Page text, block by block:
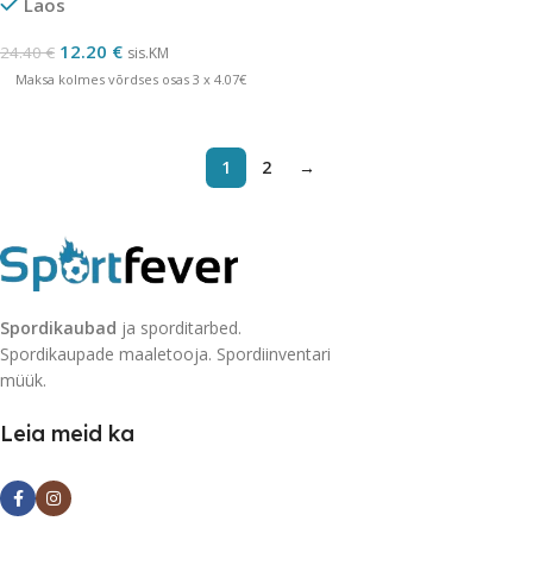
Laos
24.40€ 12.20 € sis.KM
Maksa kolmes võrdses osas 3 x 4.07€
1 2 →
Spordikaubad ja sporditarbed.
Spordikaupade maaletooja. Spordiinventari
müük.
Leia meid ka